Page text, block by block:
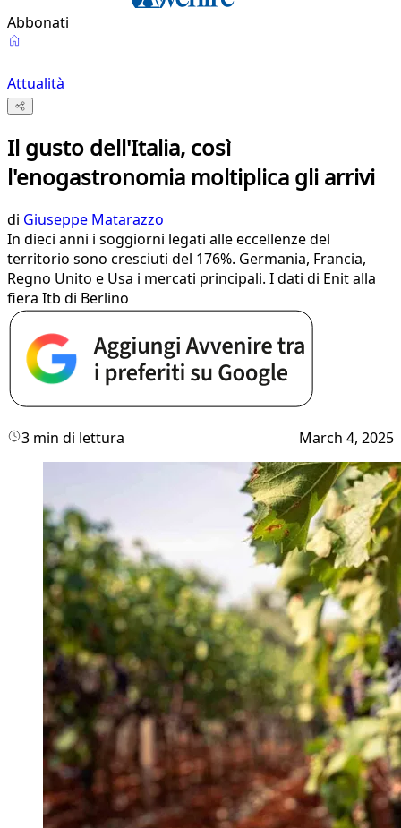
Abbonati
Attualità
Il gusto dell'Italia, così
l'enogastronomia moltiplica gli arrivi
di Giuseppe Matarazzo
In dieci anni i soggiorni legati alle eccellenze del
territorio sono cresciuti del 176%. Germania, Francia,
Regno Unito e Usa i mercati principali. I dati di Enit alla
fiera Itb di Berlino
3 min di lettura March 4, 2025